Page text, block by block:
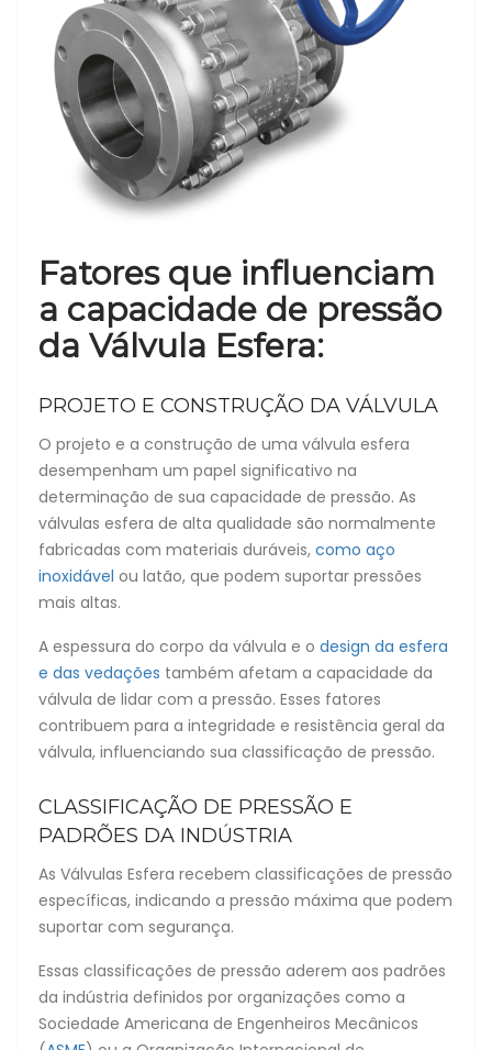
Fatores que influenciam
a capacidade de pressão
da Válvula Esfera:
PROJETO E CONSTRUÇÃO DA VÁLVULA
O projeto e a construção de uma válvula esfera
desempenham um papel significativo na
determinação de sua capacidade de pressão. As
válvulas esfera de alta qualidade são normalmente
fabricadas com materiais duráveis, como aço
inoxidável ou latão, que podem suportar pressões
mais altas.
A espessura do corpo da válvula e o design da esfera
e das vedações também afetam a capacidade da
válvula de lidar com a pressão. Esses fatores
contribuem para a integridade e resistência geral da
válvula, influenciando sua classificação de pressão.
CLASSIFICAÇÃO DE PRESSÃO E
PADRÕES DA INDÚSTRIA
As Válvulas Esfera recebem classificações de pressão
específicas, indicando a pressão máxima que podem
suportar com segurança.
Essas classificações de pressão aderem aos padrões
da indústria definidos por organizações como a
Sociedade Americana de Engenheiros Mecânicos